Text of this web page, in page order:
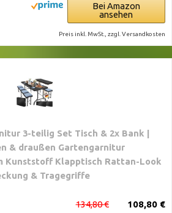
Bei Amazon
ansehen
Preis inkl. MwSt., zzgl. Versandkosten
3-teilig Set Tisch & 2x Bank |
& draußen Gartengarnitur
Kunststoff Klapptisch Rattan-Look
& Tragegriffe
108,80 €
134,80 €